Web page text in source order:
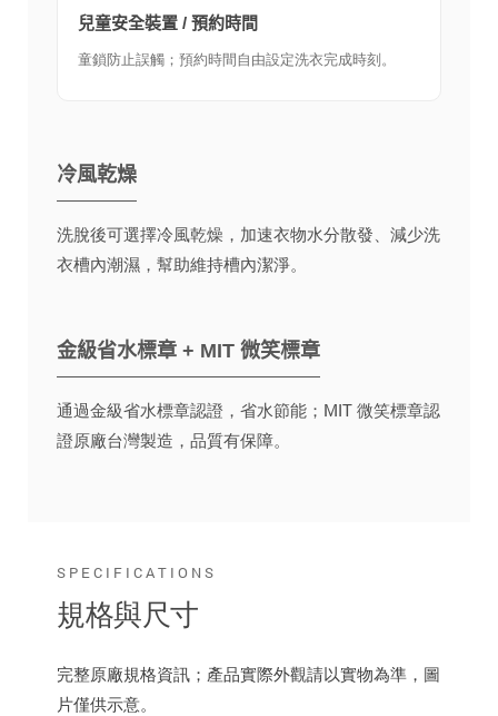
兒童安全裝置 / 預約時間
童鎖防止誤觸；預約時間自由設定洗衣完成時刻。
冷風乾燥
洗脫後可選擇冷風乾燥，加速衣物水分散發、減少洗
衣槽內潮濕，幫助維持槽內潔淨。
金級省水標章 + MIT 微笑標章
通過金級省水標章認證，省水節能；MIT 微笑標章認
證原廠台灣製造，品質有保障。
SPECIFICATIONS
規格與尺寸
完整原廠規格資訊；產品實際外觀請以實物為準，圖
片僅供示意。